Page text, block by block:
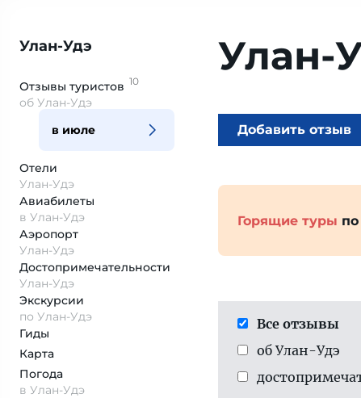
Улан-Удэ
Отзывы туристов 10
об Улан-Удэ
в июле
Отели
Улан-Удэ
Авиабилеты
в Улан-Удэ
Аэропорт
Улан-Удэ
Достопримеча­тельности
Улан-Удэ
Экскурсии
по Улан-Удэ
Гиды
Карта
Погода
в Улан-Удэ
Улан-
Добавить отзыв
Горящие туры
Все отзывы
об Улан-Удэ